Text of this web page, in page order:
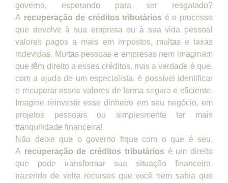
governo, esperando para ser resgatado?
A recuperação de créditos tributários é o processo
que devolve à sua empresa ou à sua vida pessoal
valores pagos a mais em impostos, multas e taxas
indevidas. Muitas pessoas e empresas nem imaginam
que têm direito a esses créditos, mas a verdade é que,
com a ajuda de um especialista, é possível identificar
e recuperar esses valores de forma segura e eficiente.
Imagine reinvestir esse dinheiro em seu negócio, em
projetos pessoais ou simplesmente ter mais
tranquilidade financeira!
Não deixe que o governo fique com o que é seu.
A recuperação de créditos tributários é um direito
que pode transformar sua situação financeira,
trazendo de volta recursos que você nem sabia que